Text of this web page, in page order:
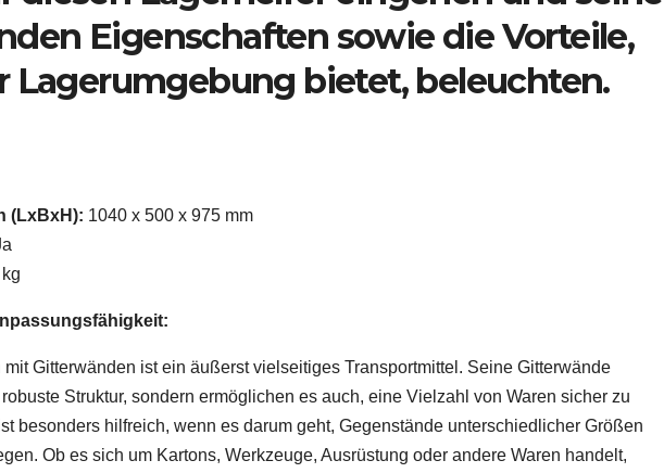
Eigenschaften sowie die Vorteile,
Lagerumgebung bietet, beleuchten.
(LxBxH): 1040 x 500 x 975 mm
Gitterwänden ist ein äußerst vielseitiges Transportmittel. Seine Gitterwände
Struktur, sondern ermöglichen es auch, eine Vielzahl von Waren sicher zu
besonders hilfreich, wenn es darum geht, Gegenstände unterschiedlicher Größen
Ob es sich um Kartons, Werkzeuge, Ausrüstung oder andere Waren handelt,